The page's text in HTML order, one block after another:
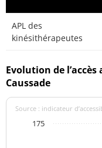
APL des
kinésithérapeutes
Evolution de
Caussade
Source : indicateur
175